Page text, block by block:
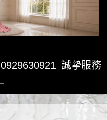
0929630921 誠摯服務